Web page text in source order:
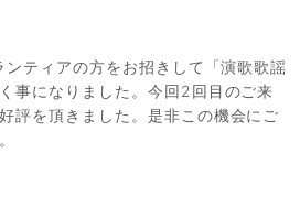
ティアの方をお招きして「演歌歌謡
事になりました。今回2回目のご来
評を頂きました。是非この機会にご